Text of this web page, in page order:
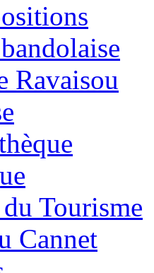
Ravaisou
Tourisme
Cannet